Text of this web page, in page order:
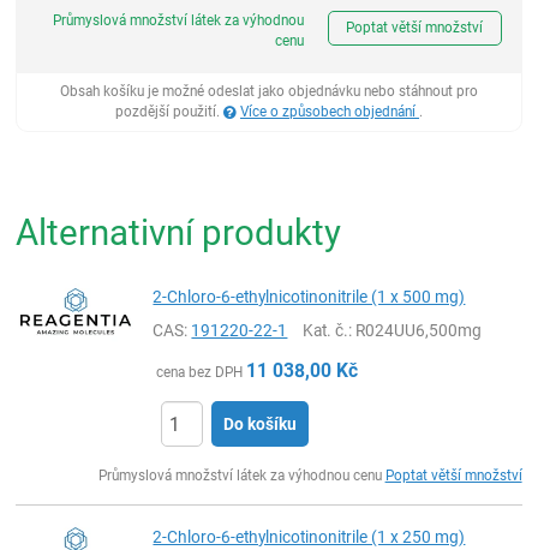
Průmyslová množství látek za výhodnou
cenu
Poptat větší množství
Obsah košíku je možné odeslat jako objednávku nebo stáhnout pro
pozdější použití.
Více o způsobech objednání .
Alternativní produkty
2-Chloro-6-ethylnicotinonitrile (1 x 500 mg)
CAS: 191220-22-1 Kat. č.: R024UU6,500mg
cena bez DPH 11 038,00 Kč
Do košíku
Průmyslová množství látek za výhodnou cenu Poptat větší množství
2-Chloro-6-ethylnicotinonitrile (1 x 250 mg)